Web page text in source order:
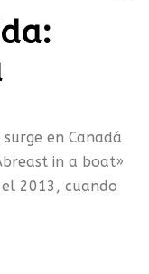
en Canadá
in a boat»
2013, cuando